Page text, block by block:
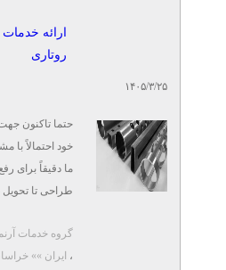
زرین کار
ایوب شریفی
تلفن: ۰۹۱۳۱۰۱۹۴۶۶
بازی پارک ها و پارک آبی
۱۴۰۵/۳/۲۵
ارائه
روتاری
حتما تاکنون
خود احتمالاً با
ما دقیقاً برای
طراحی تا
گروه خدمات
، ایران »»